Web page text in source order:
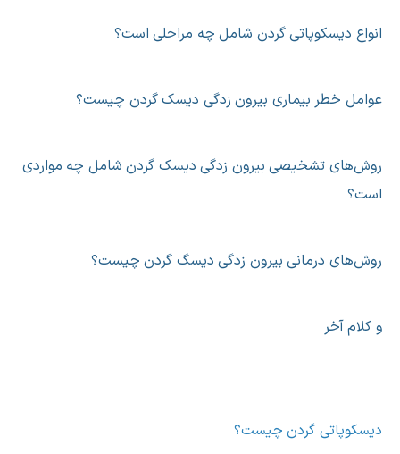
انواع دیسکوپاتی گردن شامل چه مراحلی است؟
عوامل خطر بیماری بیرون زدگی دیسک گردن چیست؟
روش‌های تشخیصی بیرون زدگی دیسک گردن شامل چه مواردی
است؟
روش‌های درمانی بیرون زدگی دیسگ گردن چیست؟
و کلام آخر
دیسکوپاتی گردن چیست؟